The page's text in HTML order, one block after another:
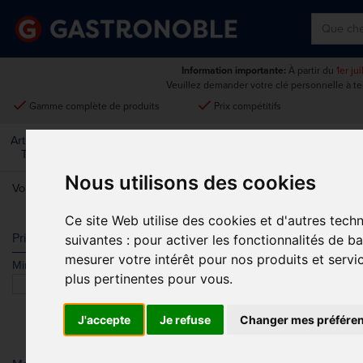
Nous utilisons des cookies
Ce site Web utilise des cookies et d'autres
suivantes : pour activer les fonctionnalités de
mesurer votre intérêt pour nos produits et
plus pertinentes pour vous.
J'accepte Je refuse Changer mes
Information importante: À partir du 1er
Veuillez demander votre clé personnelle à
done Gamme complète de produits done Prix compétitifs
Art De La
Table
Vous êtes ici:Accueil > Art de la table >Verrerie >Plastique
Prix
Min. Max.
PLASTIQUE